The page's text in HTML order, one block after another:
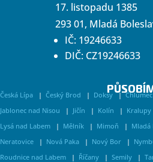
17. listopadu 1385
293 01, Mladá
IČ: 19246633
DIČ: CZ19246633
Česká Lípa Český Brod Doksy
Jablonec nad Nisou
Jičín Kolín Kralupy
Lysá nad Labem
Mělník Mimoň Mladá
Neratovice
Nová Paka Nový Bor
Roudnice nad Labem
Říčany Semily